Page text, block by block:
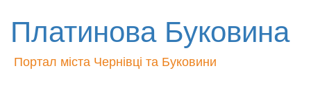
Платинова Буковина
Портал міста Чернівці та Буковини